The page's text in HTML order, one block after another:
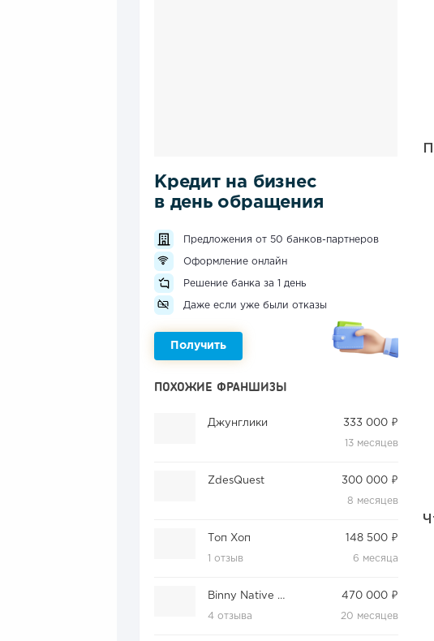
Кредит на бизнес
в день обращения
Предложения от 50 банков-партнеров
Оформление онлайн
Решение банка за 1 день
Даже если уже были отказы
Получить
ПОХОЖИЕ ФРАНШИЗЫ
Джунглики 333 000 ₽
13 месяцев
ZdesQuest 300 000 ₽
8 месяцев
Топ Хоп
1 отзыв
148 500 ₽
6 месяца
Binny Native Place
4 отзыва
470 000 ₽
20 месяцев